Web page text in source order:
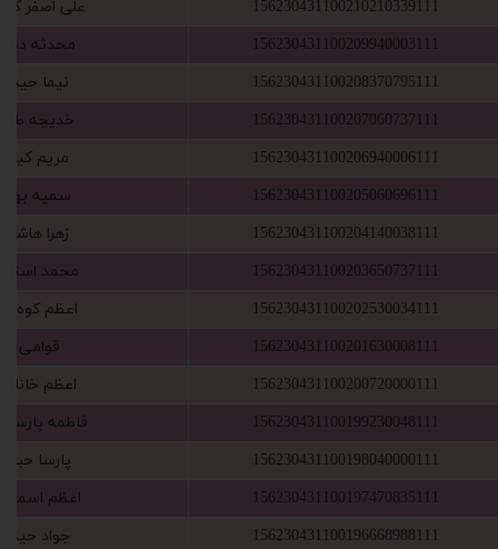
156230431100210210339111
‫علی اصفر
156230431100209940003111
‫محدثه
156230431100208370795111
‫نیما
156230431100207060737111
‫خدیجه
156230431100206940006111
‫مریم
156230431100205060696111
‫سمیه
156230431100204140038111
‫زهرا
156230431100203650737111
‫محمد
156230431100202530034111
‫اعظم کوه
156230431100201630008111
‫قوامی فر‬‏
156230431100200720000111
‫اعظم
156230431100199230048111
‫فاطمه
156230431100198040000111
‫پارسا
156230431100197470835111
‫اعظم
156230431100196668988111
‫جواد